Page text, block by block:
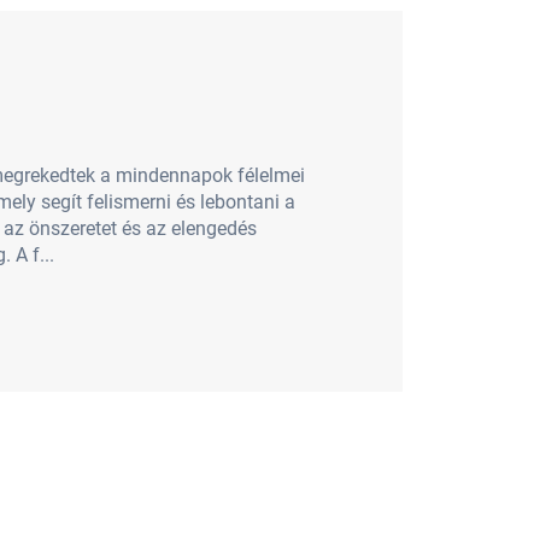
a mindennapok félelmei
segít felismerni és lebontani a
önszeretet és az elengedés
A f...